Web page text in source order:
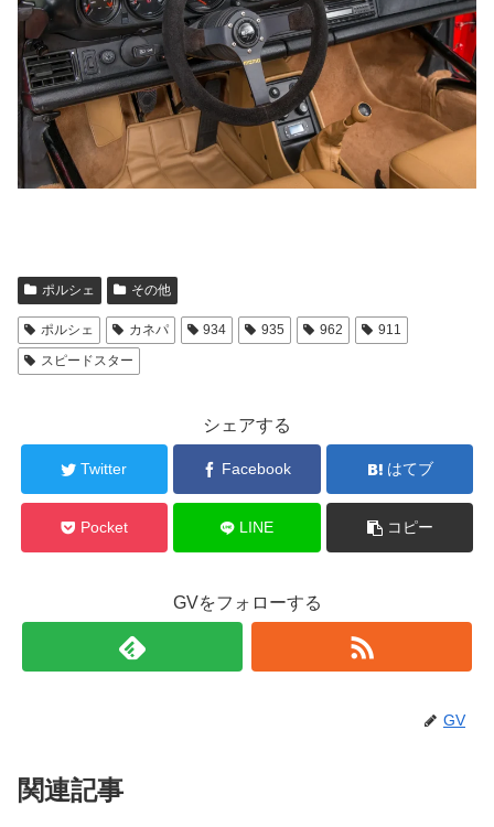
ポルシェ その他
ポルシェ カネパ 934 935 962
911
スピードスター
シェアする
Twitter Facebook はてブ
Pocket LINE コピー
GVをフォローする
GV
関連記事